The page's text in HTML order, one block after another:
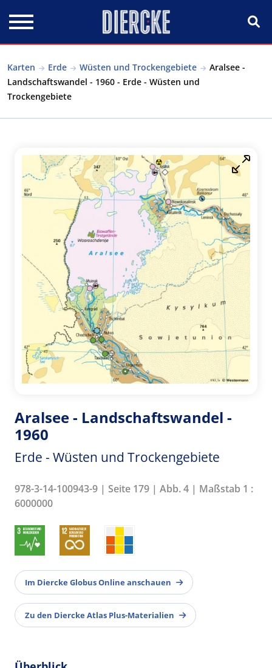
Karten Erde Wüsten und Trockengebiete
Aralsee -
Landschaftswandel - 1960 - Erde - Wüsten und
Trockengebiete
Aralsee - Landschaftswandel -
1960
Erde - Wüsten und Trockengebiete
978-3-14-100943-9 | Seite 179 | Abb. 4 | Maßstab 1 :
6000000
Im Diercke Globus Online anschauen
Zu den Diercke Atlas Plus-Materialien